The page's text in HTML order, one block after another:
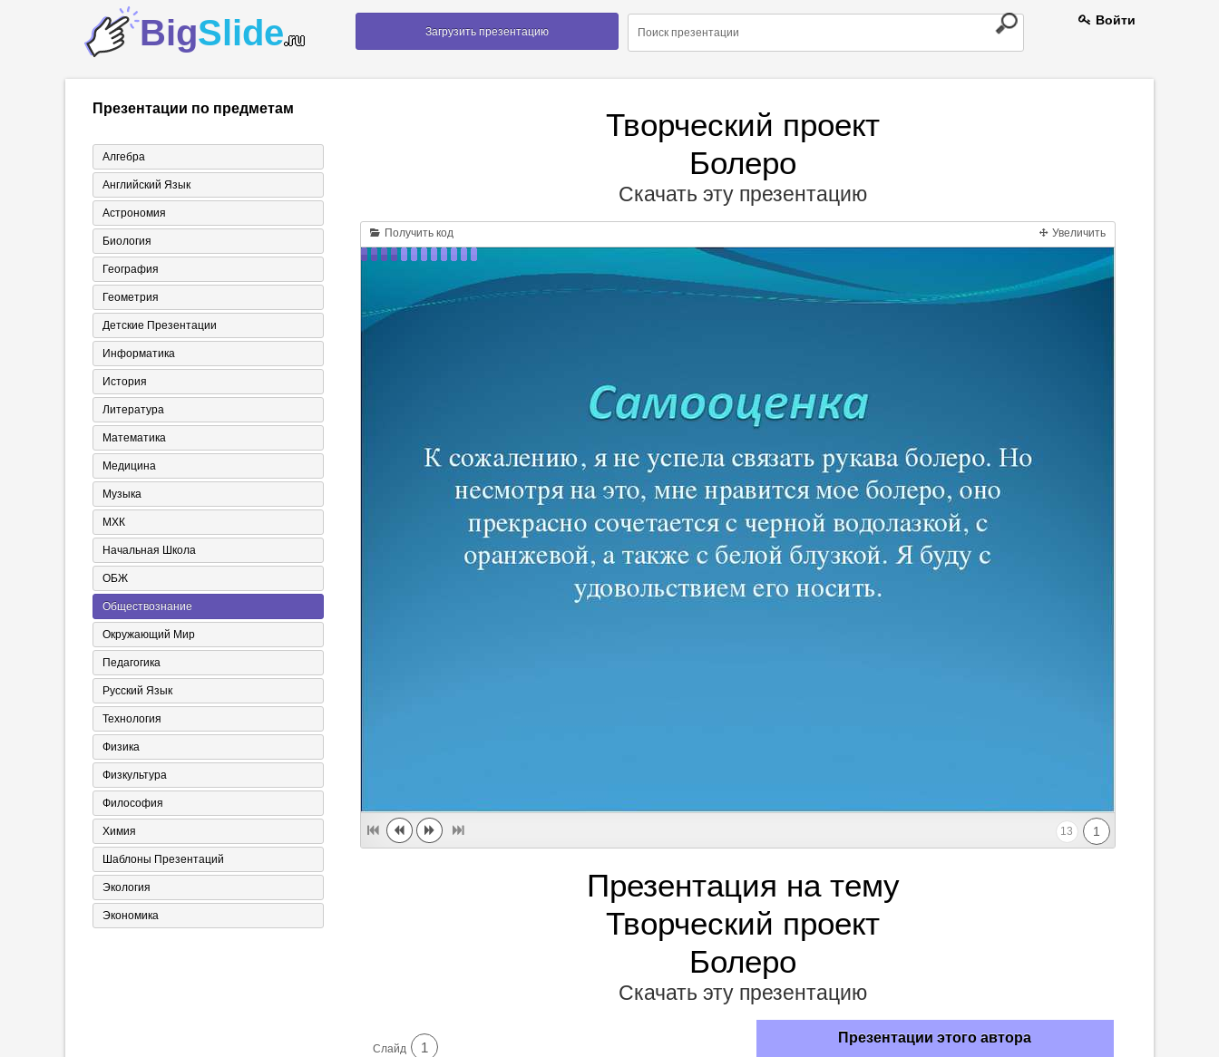
BigSlide.ru Загрузить презентацию
Войти
Презентации по предметам
Алгебра
Английский Язык
Астрономия
Биология
География
Геометрия
Детские Презентации
Информатика
История
Литература
Математика
Медицина
Музыка
МХК
Начальная Школа
ОБЖ
Обществознание
Окружающий Мир
Педагогика
Русский Язык
Технология
Физика
Физкультура
Философия
Химия
Шаблоны Презентаций
Экология
Экономика
Творческий проект
Болеро
Скачать эту презентацию
Получить код Увеличить
1
13
Презентация на тему
Творческий проект
Болеро
Скачать эту презентацию
Cлайд 1
Презентации этого автора